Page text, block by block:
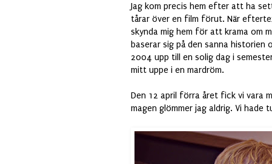
Jag kom precis hem efter att ha
tårar över en film förut. När
skynda mig hem för att krama om
baserar sig på den sanna historien
2004 upp till en solig dag i
mitt uppe i en mardröm.
Den 12 april förra året fick vi vara
magen glömmer jag aldrig. Vi hade